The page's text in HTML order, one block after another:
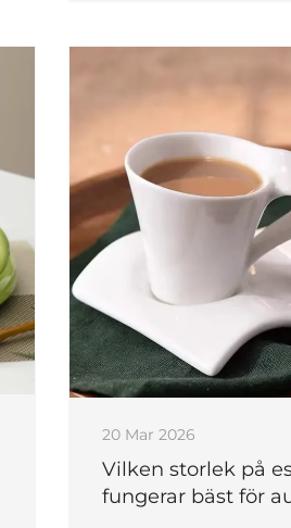
20 Mar 2026
Vilken storlek på
fungerar bäst för